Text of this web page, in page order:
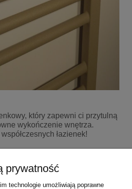
który zapewni ci przytulną
wykończenie wnętrza.
łazienek!
prywatność
technologie umożliwiają poprawne